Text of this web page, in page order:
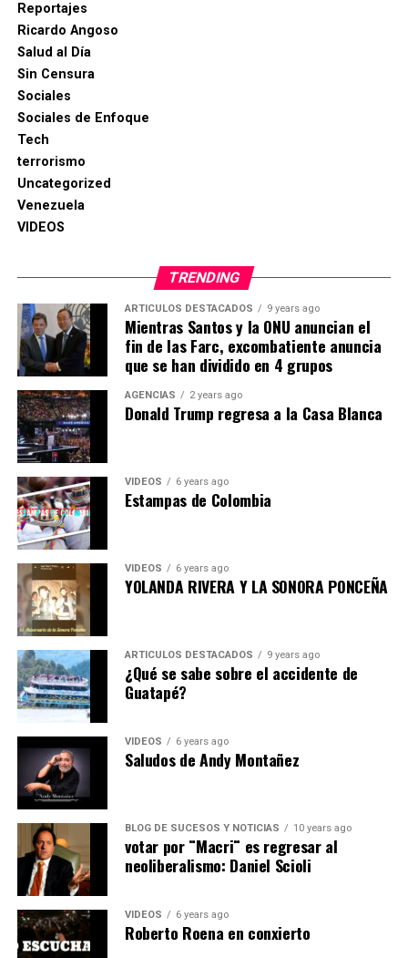
Reportajes
Ricardo Angoso
Salud al Día
Sin Censura
Sociales
Sociales de Enfoque
Tech
terrorismo
Uncategorized
Venezuela
VIDEOS
TRENDING
ARTICULOS DESTACADOS 9 years ago
Mientras Santos y la ONU anuncian el
fin de las Farc, excombatiente anuncia
que se han dividido en 4 grupos
AGENCIAS 2 years ago
Donald Trump regresa a la Casa Blanca
VIDEOS 6 years ago
Estampas de Colombia
VIDEOS 6 years ago
YOLANDA RIVERA Y LA SONORA PONCEÑA
ARTICULOS DESTACADOS 9 years ago
¿Qué se sabe sobre el accidente de
Guatapé?
VIDEOS 6 years ago
Saludos de Andy Montañez
BLOG DE SUCESOS Y NOTICIAS 10 years ago
votar por ¨Macri¨ es regresar al
neoliberalismo: Daniel Scioli
VIDEOS 6 years ago
Roberto Roena en conxierto